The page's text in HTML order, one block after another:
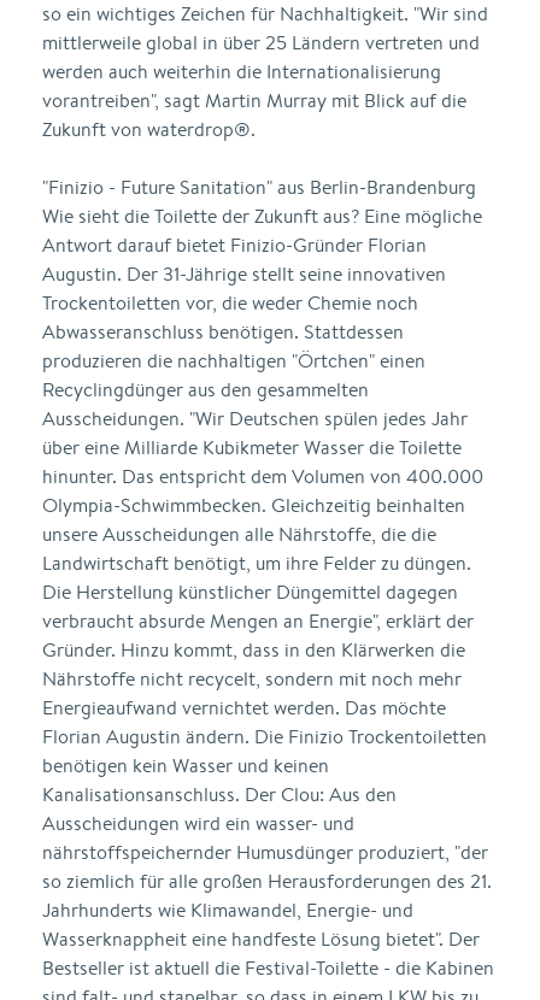
so ein wichtiges Zeichen für Nachhaltigkeit. "Wir sind
mittlerweile global in über 25 Ländern vertreten und
werden auch weiterhin die Internationalisierung
vorantreiben", sagt Martin Murray mit Blick auf die
Zukunft von waterdrop®.
"Finizio - Future Sanitation" aus Berlin-Brandenburg
Wie sieht die Toilette der Zukunft aus? Eine mögliche
Antwort darauf bietet Finizio-Gründer Florian
Augustin. Der 31-Jährige stellt seine innovativen
Trockentoiletten vor, die weder Chemie noch
Abwasseranschluss benötigen. Stattdessen
produzieren die nachhaltigen "Örtchen" einen
Recyclingdünger aus den gesammelten
Ausscheidungen. "Wir Deutschen spülen jedes Jahr
über eine Milliarde Kubikmeter Wasser die Toilette
hinunter. Das entspricht dem Volumen von 400.000
Olympia-Schwimmbecken. Gleichzeitig beinhalten
unsere Ausscheidungen alle Nährstoffe, die die
Landwirtschaft benötigt, um ihre Felder zu düngen.
Die Herstellung künstlicher Düngemittel dagegen
verbraucht absurde Mengen an Energie", erklärt der
Gründer. Hinzu kommt, dass in den Klärwerken die
Nährstoffe nicht recycelt, sondern mit noch mehr
Energieaufwand vernichtet werden. Das möchte
Florian Augustin ändern. Die Finizio Trockentoiletten
benötigen kein Wasser und keinen
Kanalisationsanschluss. Der Clou: Aus den
Ausscheidungen wird ein wasser- und
nährstoffspeichernder Humusdünger produziert, "der
so ziemlich für alle großen Herausforderungen des 21.
Jahrhunderts wie Klimawandel, Energie- und
Wasserknappheit eine handfeste Lösung bietet". Der
Bestseller ist aktuell die Festival-Toilette - die Kabinen